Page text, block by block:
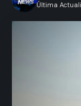
Última